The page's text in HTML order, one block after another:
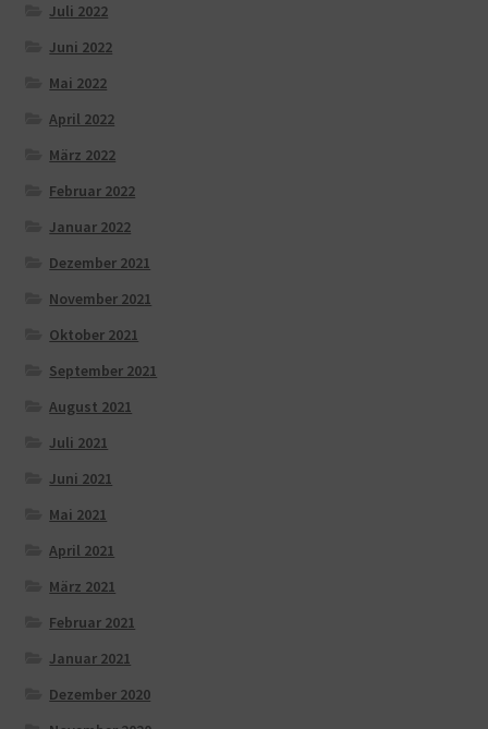
Juli 2022
Juni 2022
Mai 2022
April 2022
März 2022
Februar 2022
Januar 2022
Dezember 2021
November 2021
Oktober 2021
September 2021
August 2021
Juli 2021
Juni 2021
Mai 2021
April 2021
März 2021
Februar 2021
Januar 2021
Dezember 2020